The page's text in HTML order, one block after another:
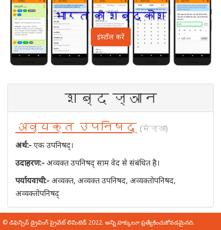
भारत का शब्दकोश
इंस्टॉल करें
शब्द ज्ञान
अव्यक्त उपनिषद् (संज्ञा)
अर्थ:-एक उपनिषद्।
उदाहरण:- अव्यक्त उपनिषद् साम वेद से संबंधित है।
पर्यायवाची:- अव्यक्त, अव्यक्त उपनिषद, अव्यक्तोपनिषद,
अव्यक्तोपनिषद्
© డిఫెన్సివ్ డ్రైవింగ్ ప్రైవేట్ లిమిటెడ్ 2022. అన్ని హక్కులూ ప్రత్యేకించుకోవడమైనది.